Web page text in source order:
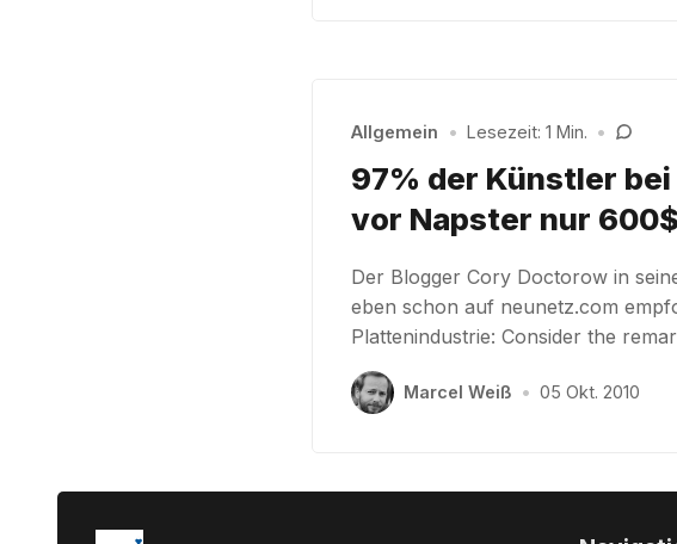
Allgemein • Lesezeit: 1 Min. •
97% der Künstler
vor Napster nur
Der Blogger Cory Doctorow in
eben schon auf neunetz.com
Plattenindustrie: Consider the
Marcel Weiß • 05 Okt. 2010